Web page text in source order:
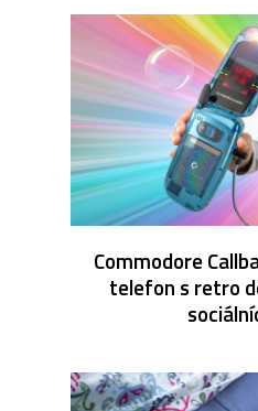
Commodore
telefon s retro